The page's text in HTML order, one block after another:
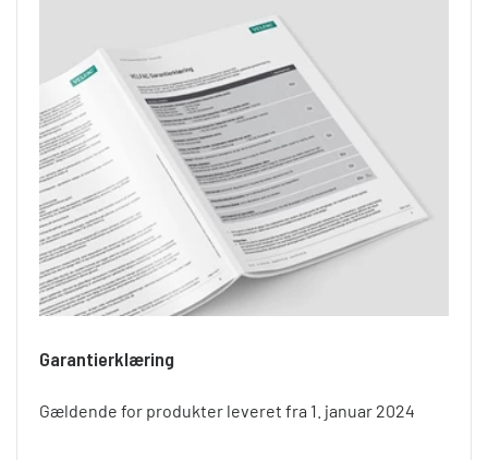
Garantierklæring
Gældende for produkter leveret fra 1. januar 2024